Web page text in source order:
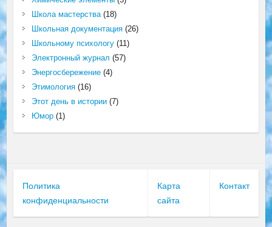
Школа мастерства(18)
Школьная документация(26)
Школьному психологу(11)
Электронный журнал (57)
Энергосбережение(4)
Этимология(16)
Этот день в истории(7)
Юмор(1)
Политика
конфиденциальности
Карта
сайта
Контакт